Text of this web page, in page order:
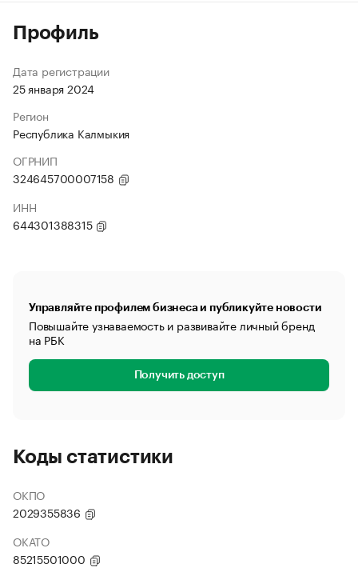
Профиль
Дата регистрации
25 января 2024
Регион
Республика Калмыкия
ОГРНИП
324645700007158
ИНН
644301388315
Управляйте профилем бизнеса и публикуйте новости
Повышайте узнаваемость и развивайте личный бренд
на РБК
Получить доступ
Коды статистики
ОКПО
2029355836
ОКАТО
85215501000